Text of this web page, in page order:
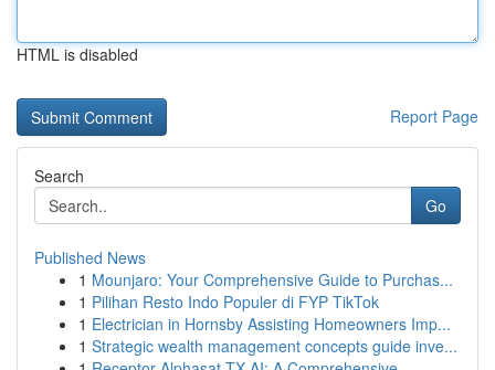
HTML is disabled
Report Page
Search
Go
Published News
1 Mounjaro: Your Comprehensive Guide to Purchas...
1 Pilihan Resto Indo Populer di FYP TikTok
1 Electrician in Hornsby Assisting Homeowners Imp...
1 Strategic wealth management concepts guide inve...